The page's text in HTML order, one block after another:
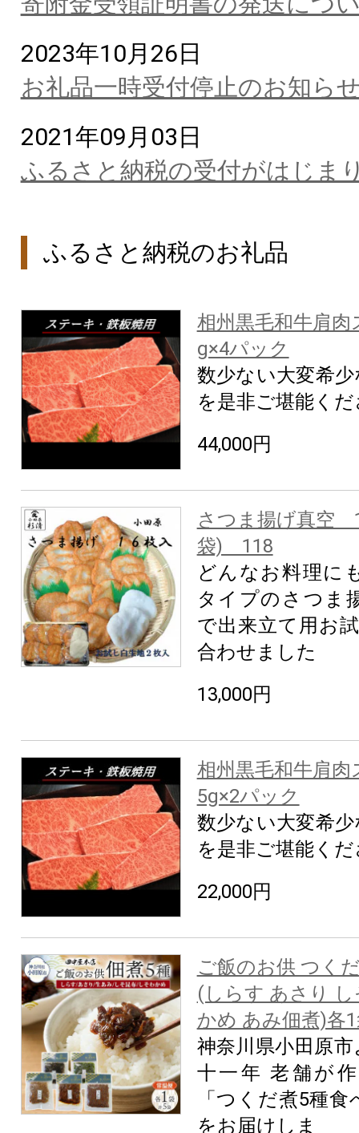
2023年10月26日
お礼品一時受付停止のお知ら
2021年09月03日
ふるさと納税の受付がはじま
ふるさと納税のお礼品
相州黒毛和牛肩肉
g×4パック
数少ない大変希
を是非ご堪能く
44,000円
さつま揚げ真空
袋) 118
どんなお料理に
タイプのさつま
で出来立て用お
合わせました
13,000円
相州黒毛和牛肩
5g×2パック
数少ない大変希
を是非ご堪能く
22,000円
ご飯のお供 つく
(しらす あさり
かめ あみ佃煮)各
神奈川県小田原
十一年 老舗が
「つくだ煮5種
をお届けしま